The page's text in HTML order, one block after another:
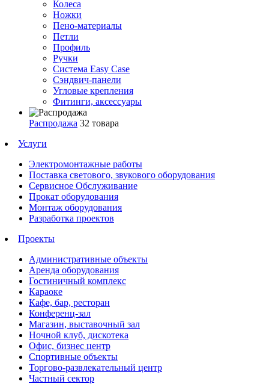
Колеса
Ножки
Пено-материалы
Петли
Профиль
Ручки
Система Easy Case
Сэндвич-панели
Угловые крепления
Фитинги, аксессуары
Распродажа 32 товара
Услуги
Электромонтажные работы
Поставка светового, звукового оборудования
Сервисное Обслуживание
Прокат оборудования
Монтаж оборудования
Разработка проектов
Проекты
Административные объекты
Аренда оборудования
Гостиничный комплекс
Караоке
Кафе, бар, ресторан
Конференц-зал
Магазин, выставочный зал
Ночной клуб, дискотека
Офис, бизнес центр
Спортивные объекты
Торгово-развлекательный центр
Частный сектор